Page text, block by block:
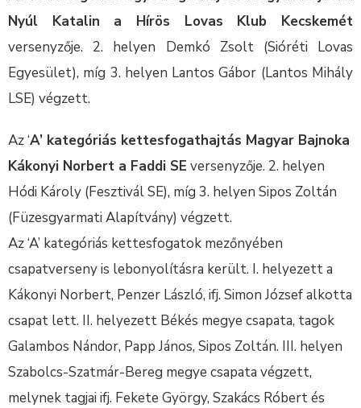
Nyúl Katalin a Hírös Lovas Klub Kecskemét
versenyzője. 2. helyen Demkó Zsolt (Sióréti Lovas
Egyesület), míg 3. helyen Lantos Gábor (Lantos Mihály
LSE) végzett.
Az ‘A’ kategóriás kettesfogathajtás Magyar Bajnoka
Kákonyi Norbert a Faddi SE versenyzője. 2. helyen
Hódi Károly (Fesztivál SE), míg 3. helyen Sipos Zoltán
(Füzesgyarmati Alapítvány) végzett.
Az ‘A’ kategóriás kettesfogatok mezőnyében
csapatverseny is lebonyolításra került. I. helyezett a
Kákonyi Norbert, Penzer László, ifj. Simon József alkotta
csapat lett. II. helyezett Békés megye csapata, tagok
Galambos Nándor, Papp János, Sipos Zoltán. III. helyen
Szabolcs-Szatmár-Bereg megye csapata végzett,
melynek tagjai ifj. Fekete György, Szakács Róbert és